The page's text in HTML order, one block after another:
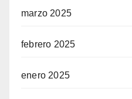
marzo 2025
febrero 2025
enero 2025